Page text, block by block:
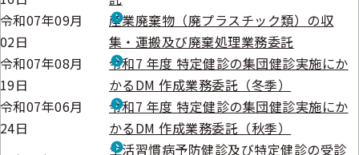
令和07年09月
02日
産業廃棄物（廃プラスチック類）の収
集・運搬及び廃棄処理業務委託
令和07年08月
19日
令和7 年度 特定健診の集団健診実施にか
かるDM 作成業務委託（冬季）
令和07年06月
24日
令和7 年度 特定健診の集団健診実施にか
かるDM 作成業務委託（秋季）
生活習慣病予防健診及び特定健診の受診